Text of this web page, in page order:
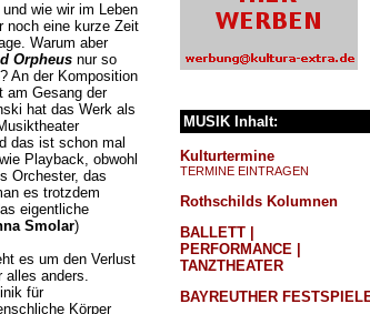
wie wir im Leben
noch eine kurze Zeit
Warum aber
Orpheusnur so
An der Komposition
am Gesang der
hat das Werk als
das ist schon mal
Playback, obwohl
Orchester, das
es trotzdem
eigentliche
Smolar)
es um den Verlust
alles anders.
für
Körper
MUSIK Inhalt:
Kulturtermine
TERMINE EINTRAGEN
Rothschilds Kolumnen
BALLETT |
PERFORMANCE |
TANZTHEATER
BAYREUTHER